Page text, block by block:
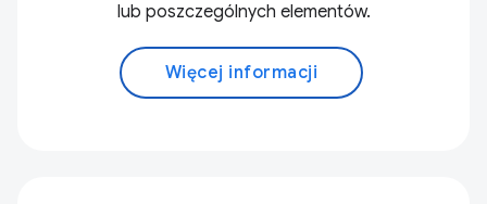
lub poszczególnych elementów.
Więcej informacji